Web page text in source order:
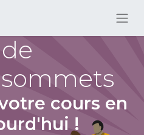
cours en
!